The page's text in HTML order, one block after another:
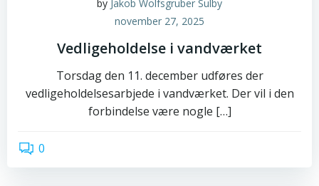
by Jakob Wolfsgruber Sulby
november 27, 2025
Vedligeholdelse i vandværket
Torsdag den 11. december udføres der
vedligeholdelsesarbjede i vandværket. Der vil i den
forbindelse være nogle […]
0